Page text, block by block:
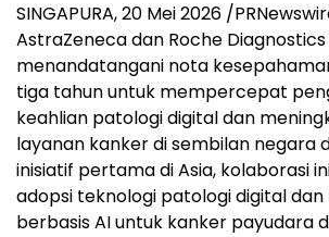
SINGAPURA,20 Mei 2026 /
AstraZeneca dan Roche Diagnostics
menandatangani nota
tiga tahun untuk mempercepat
keahlian patologi digital dan
layanan kanker di sembilan negara
inisiatif pertama di Asia, kolaborasi
adopsi teknologi patologi digital
berbasis AI untuk kanker payudara